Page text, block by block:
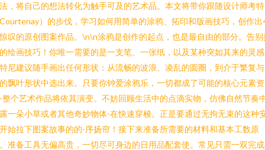
，将自己的想法转化为触手可及的艺术品。本文将带你跟随设计师考
）的步伐，学习如何用简单的涂鸦、拓印和版画技巧，创作出
叹的原创图案作品。\n\n涂鸦是创作的起点，也是最自由的部分。告别
绘画技巧！你唯一需要的是一支笔、一张纸，以及某种突如其来的灵
尼建议随手画出任何形状：从流畅的波浪、凌乱的圆圈，到介于繁复
飘叶形状中选出来。只要你钟爱涂鸦乐，一切都成了可能的核心元素资
整个艺术作品将依其演变。不妨回顾生活中的点滴实物，仿佛自然节奏
一朵小草或者其他奇妙物体-在快速穿梭。正是要通过无拘无束的这种
始拉下图案故事的的-序扬帘！接下来准备所需要的材料和基本工数原
准备工具无偏高贵，一切尽可身边的日用品配套使。常见只需一双完